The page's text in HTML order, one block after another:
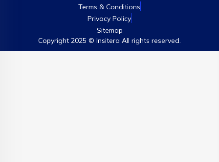
Terms & Conditions
Privacy Policy
Sitemap
Copyright 2025 © Insitera All rights reserved.